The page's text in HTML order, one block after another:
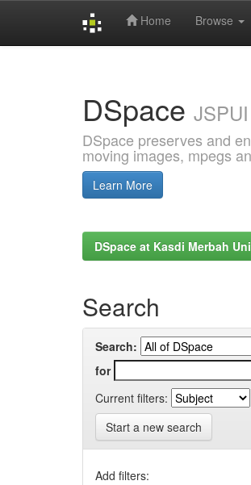
Home Browse
DSpace JSPUI
DSpace preserves and
moving images, mpegs
Learn More
DSpace at Kasdi Merbah
Search
Search:
for
Current filters:
Start a new search
Add filters: